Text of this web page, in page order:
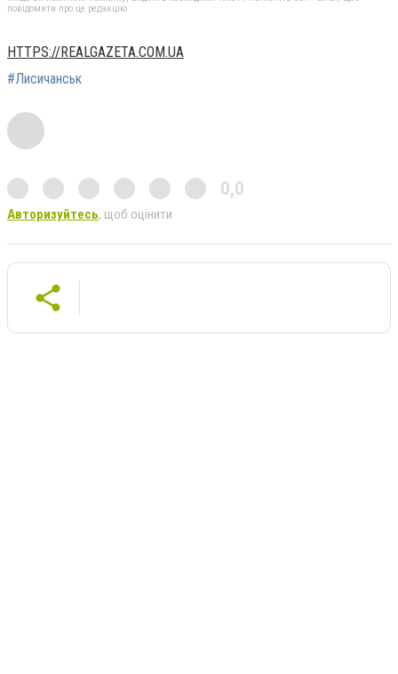
повідомити про це редакцію
HTTPS://REALGAZETA.COM.UA
#Лисичанськ
0,0
Авторизуйтесь, щоб оцінити